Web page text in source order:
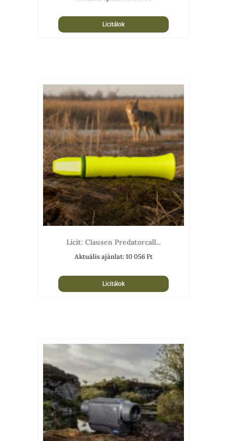
Licitálok
Licit: Clausen Predatorcall...
Aktuális ajánlat:10 056Ft
Licitálok